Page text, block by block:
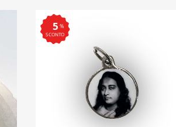
%
SCONTO
5